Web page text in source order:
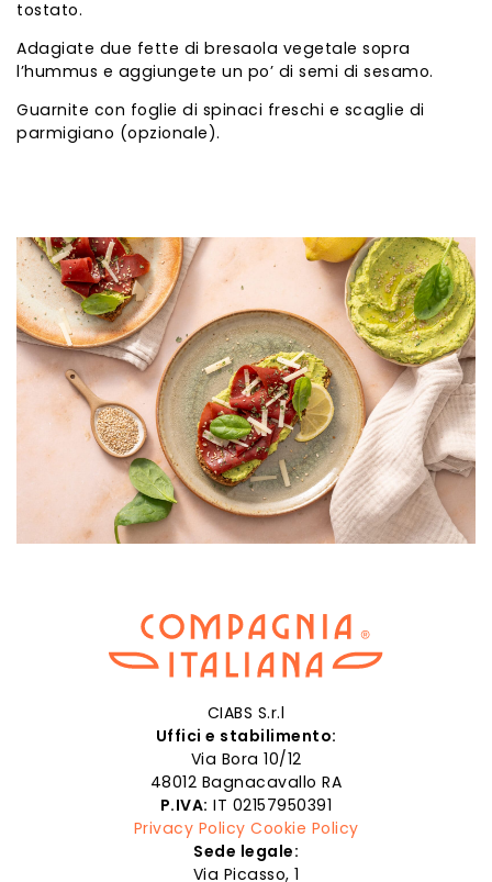
tostato.
Adagiate due fette di bresaola vegetale sopra
l’hummus e aggiungete un po’ di semi di sesamo.
Guarnite con foglie di spinaci freschi e scaglie di
parmigiano (opzionale).
CIABS S.r.l
Uffici e stabilimento:
Via Bora 10/12
48012 Bagnacavallo RA
P.IVA: IT 02157950391
Privacy Policy Cookie Policy
Sede legale:
Via Picasso, 1